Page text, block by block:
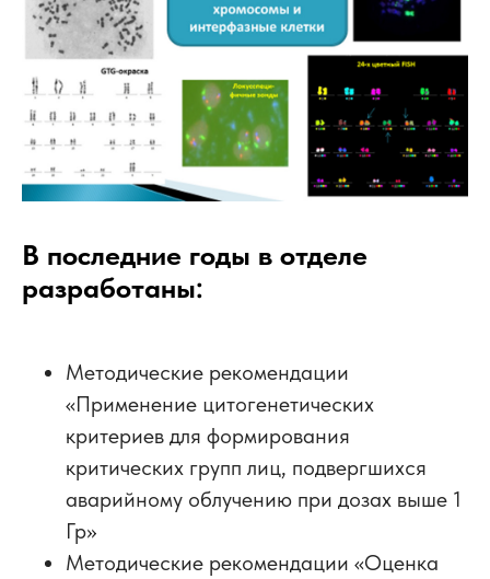
В последние годы в отделе
разработаны:
Методические рекомендации
«Применение цитогенетических
критериев для формирования
критических групп лиц, подвергшихся
аварийному облучению при дозах выше 1
Гр»
Методические рекомендации «Оценка